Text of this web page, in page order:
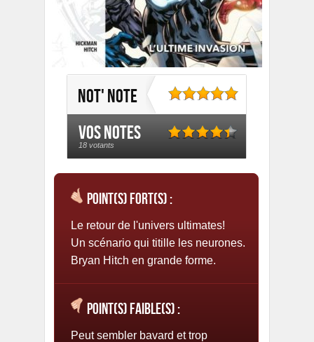
Not' note
Vos notes
18 votants
Point(s) fort(s) :
Le retour de l'univers ultimates!
Un scénario qui titille les neurones.
Bryan Hitch en grande forme.
Point(s) faible(s) :
Peut sembler bavard et trop